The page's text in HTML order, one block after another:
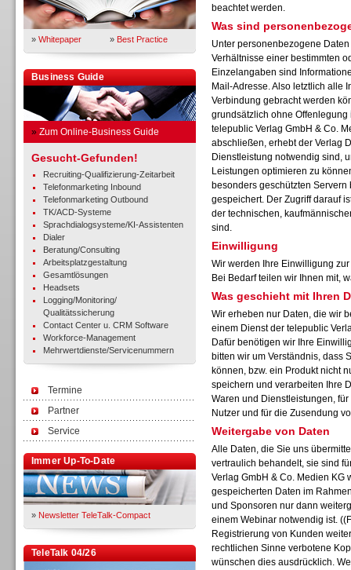
» Whitepaper » Best Practice
Business Guide
» Zum Online-Business Guide
Gesucht-Gefunden!
Recruiting-Qualifizierung-Zeitarbeit
Telefonmarketing Inbound
Telefonmarketing Outbound
TK/ACD-Systeme
Sprachdialogsysteme/KI-Assistenten
Dialer
Beratung/Consulting
Arbeitsplatzgestaltung
Gesamtlösungen
Headsets
Logging/Monitoring/
Qualitätssicherung
Contact Center u. CRM Software
Workforce-Management
Mehrwertdienste/Servicenummern
Termine
Partner
Service
Immer Up-To-Date
» Newsletter TeleTalk-Compact
TeleTalk 04/26
beachtet werden.
Was sind
Unter personenbezogene
Verhältnisse einer bestimmten
Einzelangaben sind
Mail-Adresse. Also letztlich alle
Verbindung gebracht werden
grundsätzlich ohne
telepublic Verlag GmbH & Co.
abschließen, erhebt der Verlag
Dienstleistung notwendig sind,
Leistungen optimieren zu
besonders geschützten
gespeichert. Der Zugriff darauf
der technischen,
sind.
Einwilligung
Wir werden Ihre Einwilligung
Bei Bedarf teilen wir Ihnen mit,
Was geschieht mit Ihren
Wir erheben nur Daten, die wir
einem Dienst der telepublic
Dafür benötigen wir Ihre
bitten wir um Verständnis, dass
können, bzw. ein Produkt nicht
speichern und verarbeiten Ihre
Waren und Dienstleistungen,
Nutzer und für die Zusendung
Weitergabe von Daten
Alle Daten, die Sie uns
vertraulich behandelt, sie sind
Verlag GmbH & Co. Medien KG
gespeicherten Daten im
und Sponsoren nur dann
einem Webinar notwendig ist.
Registrierung von Kunden
rechtlichen Sinne verbotene
wünschen dies ausdrücklich.